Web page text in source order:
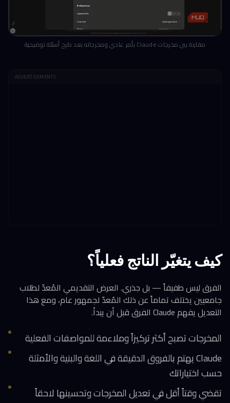
مقارنة بين مخرجات Claude بأمر عادي ومخرجاته بعد طرح أسئلة توضيحية
ADVERTISEMENTS
كيف يتغيّر الناتج فعلياً؟
الفرق ليس طفيفاً — بل جذري. العرض التقديمي المُعدّ لطلاب
جامعيين يختلف تماماً عن ذلك المُعدّ لجمهور عام، ومع هذا
التعديل يفهم Claude الفرق قبل أن يبدأ.
المخرجات تصبح أكثر تركيزاً وملاءمة للمواصفات الفعلية
Claude يهتم بالفروق الدقيقة في اللغة والبنية والأمثلة
حسب اختياراتك
تقضي وقتاً أقل في تعديل المخرجات وتحسينها لاحقاً